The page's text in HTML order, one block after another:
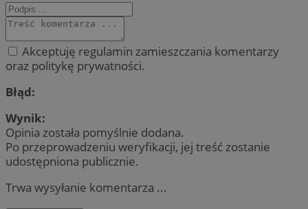
Akceptuję regulamin zamieszczania komentarzy
oraz politykę prywatności.
Błąd:
Wynik:
Opinia została pomyślnie dodana.
Po przeprowadzeniu weryfikacji, jej treść zostanie
udostępniona publicznie.
Trwa wysyłanie komentarza ...